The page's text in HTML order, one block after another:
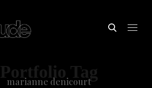
Portfolio Tag
marianne denicourt